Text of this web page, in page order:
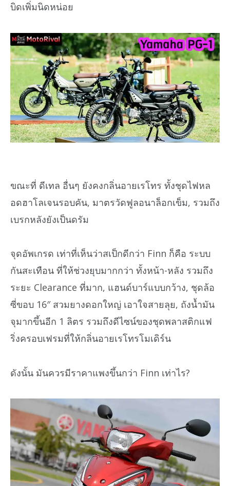
บิดเพิ่มนิดหน่อย
ขณะที่ ดีเทล อื่นๆ ยังคงกลิ่นอายเรโทร ทั้งชุดไฟหล
อดฮาโลเจนรอบคัน, มาตรวัดฟูลอนาล็อกเข็ม, รวมถึง
เบรกหลังยังเป็นดรัม
จุดอัพเกรด เท่าที่เห็นว่าสเป็กดีกว่า Finn ก็คือ ระบบ
กันสะเทือน ที่ให้ช่วงยุบมากกว่า ทั้งหน้า-หลัง รวมถึง
ระยะ Clearance ที่มาก, แฮนด์บาร์แบบกว้าง, ชุดล้อ
ซี่ขอบ 16″ สวมยางดอกใหญ่ เอาใจสายลุย, ถังน้ำมัน
จุมากขึ้นอีก 1 ลิตร รวมถึงดีไซน์ของชุดพลาสติกแฟ
ริ่งครอบเฟรมที่ให้กลิ่นอายเรโทรโมเดิร์น
ดังนั้น มันควรมีราคาแพงขึ้นกว่า Finn เท่าไร?